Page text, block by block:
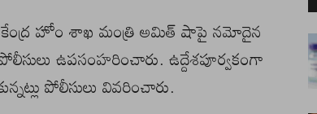
హోం శాఖ మంత్రి అమిత్ షాపై నమోదైన
ఉపసంహరించారు. ఉద్దేశపూర్వకంగా
పోలీసులు వివరించారు.